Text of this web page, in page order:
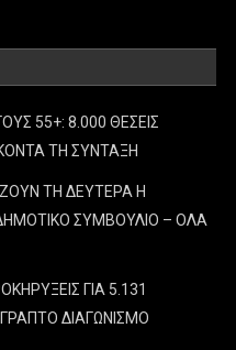
55+: 8.000 ΘΕΣΕΙΣ
ΤΗ ΣΥΝΤΑΞΗ
ΤΗ ΔΕΥΤΕΡΑ H
ΣΥΜΒΟΥΛΙΟ – ΟΛΑ
ΓΙΑ 5.131
ΔΙΑΓΩΝΙΣΜΟ